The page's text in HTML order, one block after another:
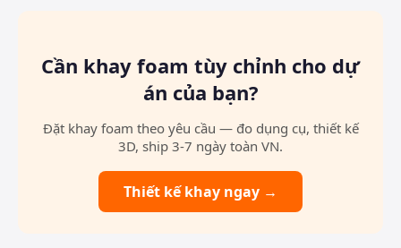
Cần khay foam tùy chỉnh cho dự
án của bạn?
Đặt khay foam theo yêu cầu — đo dụng cụ, thiết kế
3D, ship 3-7 ngày toàn VN.
Thiết kế khay ngay →